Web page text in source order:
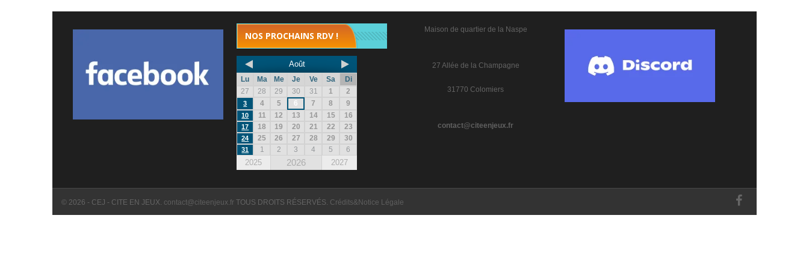
NOS PROCHAINS RDV !
Août
Lu Ma Me Je Ve Sa
Di
27
28 29 30 31 1 2
3 4 5 6 7 8 9
10 11 12 13 14 15 16
17 18 19 20 21 22 23
24 25 26 27 28 29 30
31 1 2 3 4 5 6
2025 2026 2027
Maison de quartier de la Naspe
27 Allée de la Champagne
31770 Colomiers
contact@citeenjeux.fr
© 2026 - CEJ - CITE EN JEUX. contact@citeenjeux.fr TOUS DROITS RÉSERVÉS. Crédits&Notice Légale